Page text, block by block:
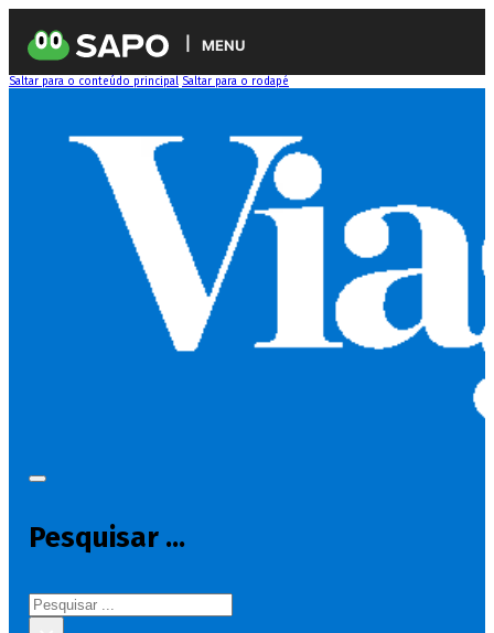
MENU
Saltar para o conteúdo principal Saltar para o rodapé
Pesquisar ...
Pesquisar